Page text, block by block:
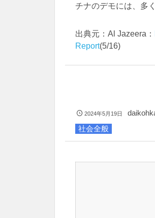
チナのデモには、多
出典元：Al Jazeera：
Report(5/16)
2024年5月19日
社会全般